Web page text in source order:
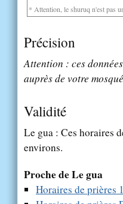
* Attention, le shuruq n'est pas
Précision
Attention : ces
auprès de votre
Validité
Le gua : Ces horaires
environs.
Proche de Le gua
Horaires de prières